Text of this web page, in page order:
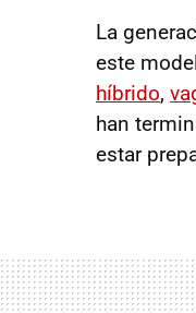
La
este
híbrido,
han
estar